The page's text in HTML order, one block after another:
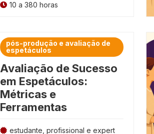
10 a 380 horas
pós-produção e avaliação de
espetáculos
Avaliação de Sucesso
em Espetáculos:
Métricas e
Ferramentas
estudante, profissional e expert